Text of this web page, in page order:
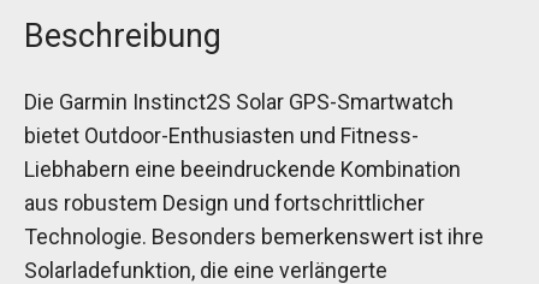
Beschreibung
Die Garmin Instinct2S Solar GPS-Smartwatch
bietet Outdoor-Enthusiasten und Fitness-
Liebhabern eine beeindruckende Kombination
aus robustem Design und fortschrittlicher
Technologie. Besonders bemerkenswert ist ihre
Solarladefunktion, die eine verlängerte